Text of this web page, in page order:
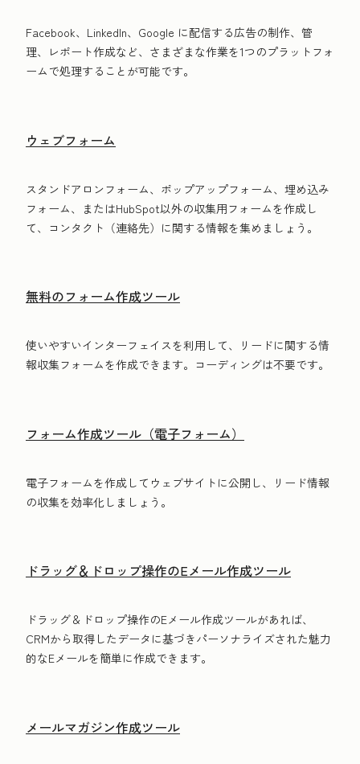
Facebook、LinkedIn、Google に配信する広告の制作、管
理、レポート作成など、さまざまな作業を1つのプラットフォ
ームで処理することが可能です。
ウェブフォーム
スタンドアロンフォーム、ポップアップフォーム、埋め込み
フォーム、またはHubSpot以外の収集用フォームを作成し
て、コンタクト（連絡先）に関する情報を集めましょう。
無料のフォーム作成ツール
使いやすいインターフェイスを利用して、リードに関する情
報収集フォームを作成できます。コーディングは不要です。
フォーム作成ツール（電子フォーム）
電子フォームを作成してウェブサイトに公開し、リード情報
の収集を効率化しましょう。
ドラッグ＆ドロップ操作のEメール作成ツール
ドラッグ＆ドロップ操作のEメール作成ツールがあれば、
CRMから取得したデータに基づきパーソナライズされた魅力
的なEメールを簡単に作成できます。
メールマガジン作成ツール